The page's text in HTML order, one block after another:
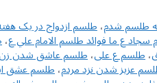
طلسم شدم،طلسم ازدواج در یک
سجاد ع ما فوائد طلسم الامام علي ع،
،طلسم ع علی،طلسم عاشق شدن زن
عزیز شدن نزد مردم،طلسم عشق